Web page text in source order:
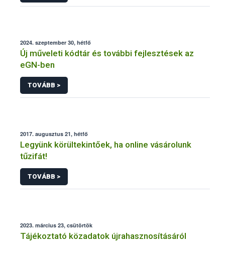
2024. szeptember 30, hétfő
Új műveleti kódtár és további fejlesztések az
eGN-ben
TOVÁBB >
2017. augusztus 21, hétfő
Legyünk körültekintőek, ha online vásárolunk
tűzifát!
TOVÁBB >
2023. március 23, csütörtök
Tájékoztató közadatok újrahasznosításáról